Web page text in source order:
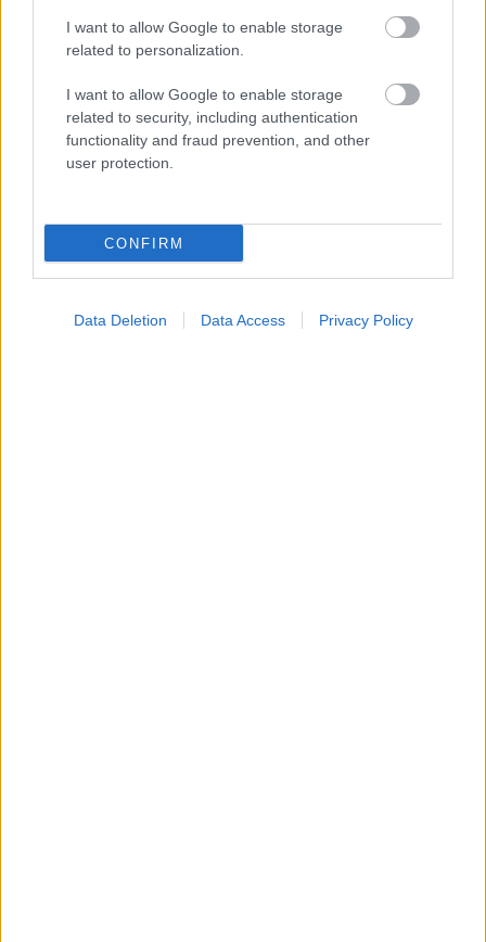
I want to allow Google to enable storage
related to personalization.
I want to allow Google to enable storage
related to security, including authentication
functionality and fraud prevention, and other
user protection.
CONFIRM
Data Deletion Data Access Privacy Policy
Η vegan διατροφή ακόμα και για ένα μήνα, συνδέεται
με χαμηλότερη φλεγμονή και επιβράδυνση της